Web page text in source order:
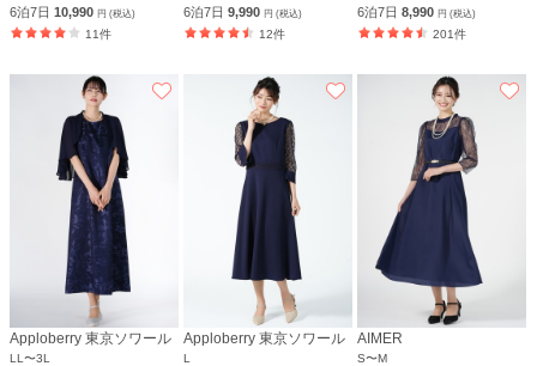
6泊7日 10,990 円 (税込)
11件
6泊7日9,990円 (税込)
12件
6泊7日8,990円 (税込)
201件
Apploberry 東京ソワール
LL〜3L
Apploberry 東京ソワール
L
AIMER
S〜M